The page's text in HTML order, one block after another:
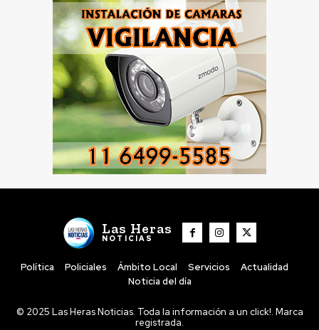
Las Heras
NOTICIAS
Política Policiales Ámbito Local Servicios
Actualidad
Noticia del día
© 2025 Las Heras Noticias. Toda la información a un click!. Marca
registrada.